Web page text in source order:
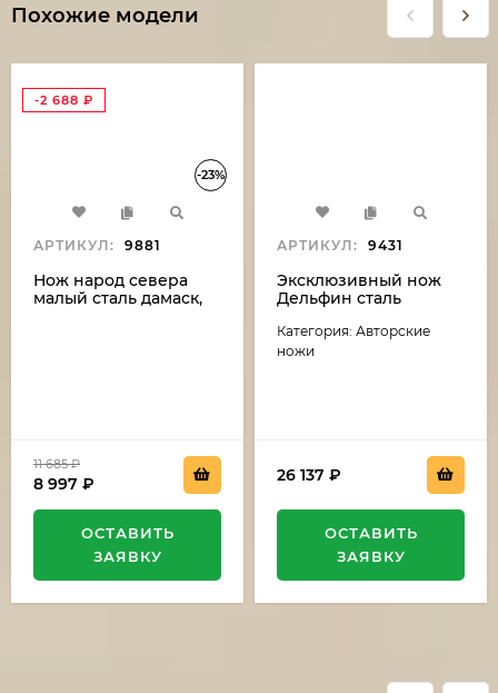
Похожие модели
-23%
-2 688 ₽
АРТИКУЛ: 9881
Нож народ севера
малый сталь дамаск,
11 685₽
8 997 ₽
ОСТАВИТЬ
ЗАЯВКУ
АРТИКУЛ: 9431
Эксклюзивный нож
Дельфин сталь
(никелирование),
рукоять резная,
Категория: Авторские
ножи
26 137 ₽
ОСТАВИТЬ
ЗАЯВКУ